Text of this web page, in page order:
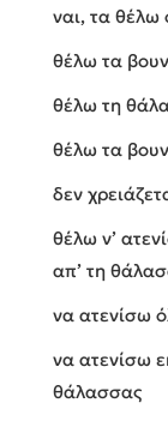
ναι, τα θέλω
θέλω τα
θέλω τη
θέλω τα
δεν
θέλω ν’
απ’ τη
να ατενίσω
να ατενίσω
θάλασσας